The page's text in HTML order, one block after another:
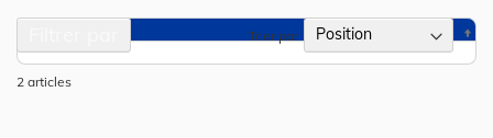
2 articles
Trier par